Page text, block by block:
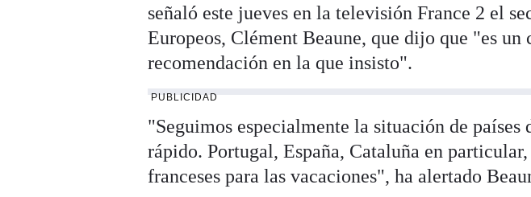
señaló este jueves en la televisión France 2 el
Europeos, Clément Beaune, que dijo que "es un
recomendación en la que insisto".
PUBLICIDAD
"Seguimos especialmente la situación de países
rápido. Portugal, España, Cataluña en
franceses para las vacaciones", ha alertado